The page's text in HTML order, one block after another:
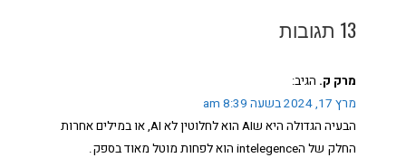
13 תגובות
מרק ק. הגיב:
מרץ 17, 2024 בשעה 8:39 am
הבעיה הגדולה היא שAI הוא לחלוטין לא AI, או במילים אחרות
החלק של הintelegence הוא לפחות מוטל מאוד בספק.